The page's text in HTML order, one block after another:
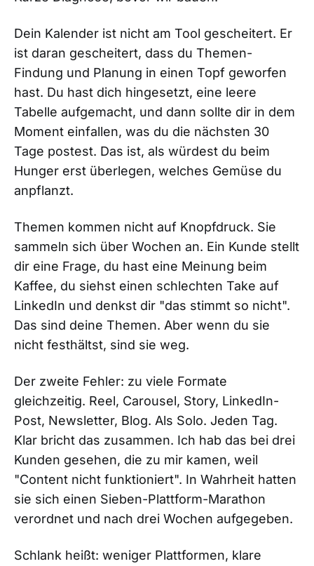
Dein Kalender ist nicht am Tool gescheitert. Er
ist daran gescheitert, dass du Themen-
Findung und Planung in einen Topf geworfen
hast. Du hast dich hingesetzt, eine leere
Tabelle aufgemacht, und dann sollte dir in dem
Moment einfallen, was du die nächsten 30
Tage postest. Das ist, als würdest du beim
Hunger erst überlegen, welches Gemüse du
anpflanzt.
Themen kommen nicht auf Knopfdruck. Sie
sammeln sich über Wochen an. Ein Kunde stellt
dir eine Frage, du hast eine Meinung beim
Kaffee, du siehst einen schlechten Take auf
LinkedIn und denkst dir "das stimmt so nicht".
Das sind deine Themen. Aber wenn du sie
nicht festhältst, sind sie weg.
Der zweite Fehler: zu viele Formate
gleichzeitig. Reel, Carousel, Story, LinkedIn-
Post, Newsletter, Blog. Als Solo. Jeden Tag.
Klar bricht das zusammen. Ich hab das bei drei
Kunden gesehen, die zu mir kamen, weil
"Content nicht funktioniert". In Wahrheit hatten
sie sich einen Sieben-Plattform-Marathon
verordnet und nach drei Wochen aufgegeben.
Schlank heißt: weniger Plattformen, klare